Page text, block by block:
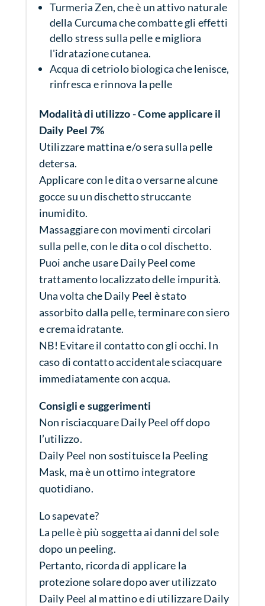
Turmeria Zen, che è un attivo naturale
della Curcuma che combatte gli effetti
dello stress sulla pelle e migliora
l'idratazione cutanea.
Acqua di cetriolo biologica che lenisce,
rinfresca e rinnova la pelle
Modalità di utilizzo - Come applicare il
Daily Peel 7%
Utilizzare mattina e/o sera sulla pelle
detersa.
Applicare con le dita o versarne alcune
gocce su un dischetto struccante
inumidito.
Massaggiare con movimenti circolari
sulla pelle, con le dita o col dischetto.
Puoi anche usare Daily Peel come
trattamento localizzato delle impurità.
Una volta che Daily Peel è stato
assorbito dalla pelle, terminare con siero
e crema idratante.
NB! Evitare il contatto con gli occhi. In
caso di contatto accidentale sciacquare
immediatamente con acqua.
Consigli e suggerimenti
Non risciacquare Daily Peel off dopo
l’utilizzo.
Daily Peel non sostituisce la Peeling
Mask, ma è un ottimo integratore
quotidiano.
Lo sapevate?
La pelle è più soggetta ai danni del sole
dopo un peeling.
Pertanto, ricorda di applicare la
protezione solare dopo aver utilizzato
Daily Peel al mattino e di utilizzare Daily